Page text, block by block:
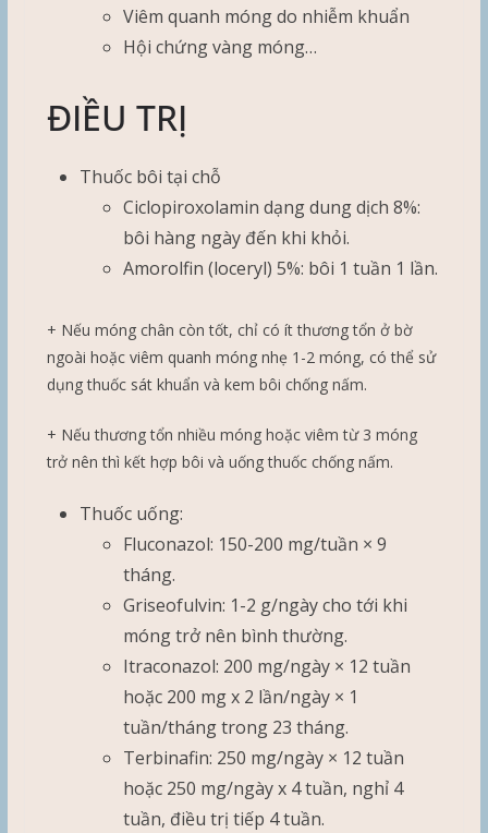
Viêm quanh móng do nhiễm khuẩn
Hội chứng vàng móng…
ĐIỀU TRỊ
Thuốc bôi tại chỗ
Ciclopiroxolamin dạng dung dịch 8%:
bôi hàng ngày đến khi khỏi.
Amorolfin (loceryl) 5%: bôi 1 tuần 1 lần.
+ Nếu móng chân còn tốt, chỉ có ít thương tổn ở bờ
ngoài hoặc viêm quanh móng nhẹ 1-2 móng, có thể sử
dụng thuốc sát khuẩn và kem bôi chống nấm.
+ Nếu thương tổn nhiều móng hoặc viêm từ 3 móng
trở nên thì kết hợp bôi và uống thuốc chống nấm.
Thuốc uống:
Fluconazol: 150-200 mg/tuần × 9
tháng.
Griseofulvin: 1-2 g/ngày cho tới khi
móng trở nên bình thường.
Itraconazol: 200 mg/ngày × 12 tuần
hoặc 200 mg x 2 lần/ngày × 1
tuần/tháng trong 23 tháng.
Terbinafin: 250 mg/ngày × 12 tuần
hoặc 250 mg/ngày x 4 tuần, nghỉ 4
tuần, điều trị tiếp 4 tuần.